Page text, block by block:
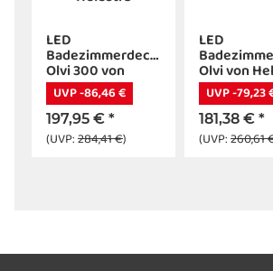
LED
Badezimmerdeckenleuchte
Olvi 300 von
Helestra
UVP -86,46 €
197,95 € *
(UVP:284,41 €)
LED
Olvi von
UVP -79,23
181,38 € *
(UVP:260,61